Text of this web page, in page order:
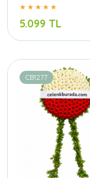
5.099 TL
CB1277